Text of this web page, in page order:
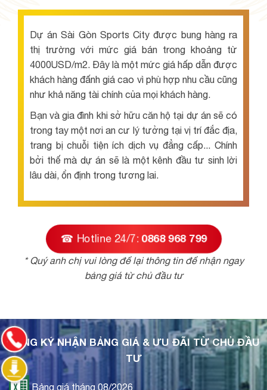
Dự án Sài Gòn Sports City được bung hàng ra
thị trường với mức giá bán trong khoảng từ
4000USD/m2. Đây là một mức giá hấp dẫn được
khách hàng đấnh giá cao vì phù hợp nhu cầu cũng
như khả năng tài chính của mọi khách hàng.
Bạn và gia đình khi sở hữu căn hộ tại dự án sẽ có
trong tay một nơi an cư lý tưởng tại vị trí đắc địa,
trang bị chuỗi tiện ích dịch vụ đẳng cấp... Chính
bởi thế mà dự án sẽ là một kênh đầu tư sinh lời
lâu dài, ổn định trong tương lai.
☎ Hotline 24/7: 0868 968 799
* Quý anh chị vui lòng để lại thông tin để nhận ngay
bảng giá từ chủ đầu tư
ĐĂNG KÝ NHẬN BẢNG GIÁ & ƯU ĐÃI TỪ CHỦ ĐẦU
TƯ
Bảng giá tháng 08/2026